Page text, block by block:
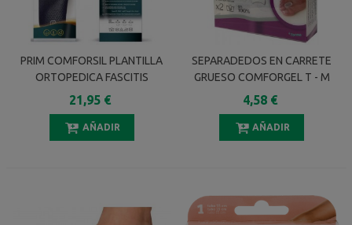
PRIM COMFORSIL PLANTILLA
ORTOPEDICA FASCITIS
PLANTAR TALLA M 39-41 1
PAR
21,95 €
AÑADIR
SEPARADEDOS EN CARRETE
GRUESO COMFORGEL T - M
4,58 €
AÑADIR